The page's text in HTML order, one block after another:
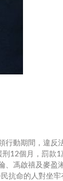
動期間，違反
12個月，罰款
、馮啟禧及麥盈
抗命的人對坐